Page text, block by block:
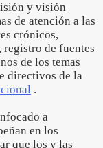
y visión
de atención a las
crónicos,
de fuentes
de los temas
directivos de la
.
a
en los
que los y las